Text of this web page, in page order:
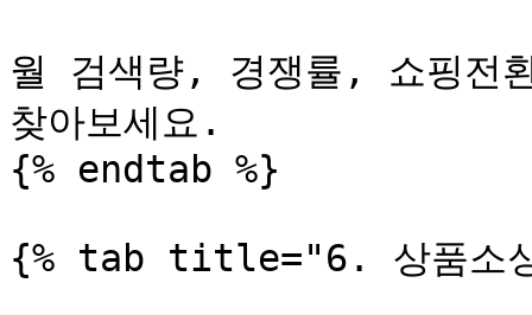
월 검색량, 경쟁률, 쇼핑전
찾아보세요.
{% endtab %}
{% tab title="6. 상품소